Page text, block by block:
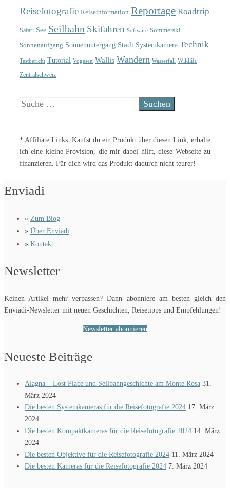
Reisefotografie Reiseinformation Reportage Roadtrip
Safari See Seilbahn Skifahren Software Sommerski
Sonnenaufgang Sonnenuntergang Stadt Systemkamera Technik
Testbericht Tutorial Vogesen Wallis Wandern Wasserfall Wildlife
Zentralschweiz
Suche
* Affiliate Links: Kaufst du ein Produkt über diesen Link, erhalte
ich eine kleine Provision, die mir dabei hilft, diese Webseite zu
finanzieren. Für dich wird das Produkt dadurch nicht teurer!
Enviadi
» Zum Blog
» Über Enviadi
» Kontakt
Newsletter
Keinen Artikel mehr verpassen? Dann abonniere am besten gleich den
Enviadi-Newsletter mit neuen Geschichten, Reisetipps und Empfehlungen!
Newsletter abonnieren
Neueste Beiträge
Alagna – Lost Place und Seilbahngeschichte am Monte Rosa 31.
März 2024
Die besten Systemkameras für die Reisefotografie 2024 17. März
2024
Die besten Kompaktkameras für die Reisefotografie 2024 14. März
2024
Die besten Objektive für die Reisefotografie 2024 11. März 2024
Die besten Kameras für die Reisefotografie 2024 7. März 2024